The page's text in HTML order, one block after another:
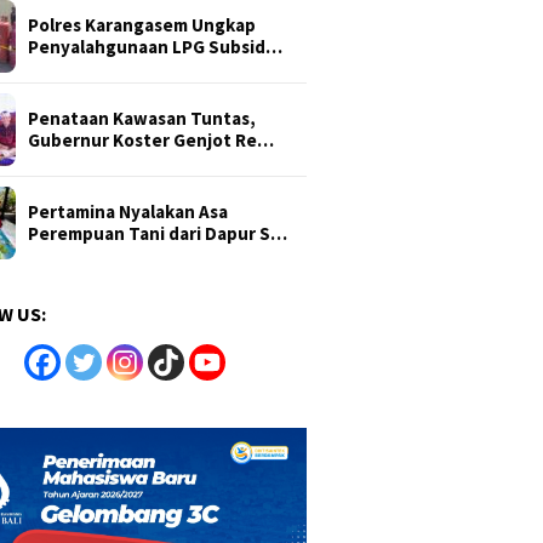
Polres Karangasem Ungkap
Penyalahgunaan LPG Subsid…
Penataan Kawasan Tuntas,
Gubernur Koster Genjot Re…
Pertamina Nyalakan Asa
Perempuan Tani dari Dapur S…
US: